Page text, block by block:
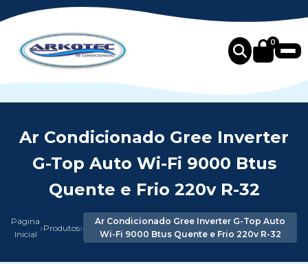
0
Ar Condicionado Gree Inverter
G-Top Auto Wi-Fi 9000 Btus
Quente e Frio 220v R-32
Página
Inicial ›Produtos›
Ar Condicionado Gree Inverter G-Top Auto
Wi-Fi 9000 Btus Quente e Frio 220v R-32